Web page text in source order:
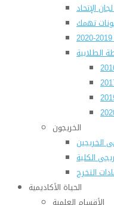
الإتحاد
تهمك
الطلابية
الخريجون
الخريجين
الكلية
التخرج
الحياة الأكاديمية